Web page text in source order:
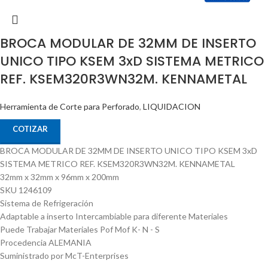
BROCA MODULAR DE 32MM DE INSERTO
UNICO TIPO KSEM 3xD SISTEMA METRICO
REF. KSEM320R3WN32M. KENNAMETAL
Herramienta de Corte para Perforado, LIQUIDACION
COTIZAR
BROCA MODULAR DE 32MM DE INSERTO UNICO TIPO KSEM 3xD
SISTEMA METRICO REF. KSEM320R3WN32M. KENNAMETAL
32mm x 32mm x 96mm x 200mm
SKU 1246109
Sistema de Refrigeración
Adaptable a inserto Intercambiable para diferente Materiales
Puede Trabajar Materiales Pof Mof K- N - S
Procedencia ALEMANIA
Suministrado por McT-Enterprises